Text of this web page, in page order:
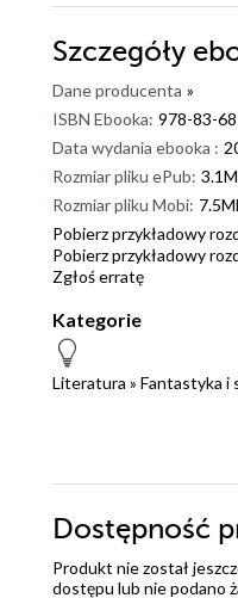
Szczegóły
Dane producenta »
ISBN Ebooka: 978-83-
Data wydania ebooka :
Rozmiar pliku ePub:
Rozmiar pliku Mobi:
Pobierz przykładowy
Pobierz przykładowy
Zgłoś erratę
Kategorie
Literatura » Fantastyka i
Dostępność
Produkt nie został
dostępu lub nie podano